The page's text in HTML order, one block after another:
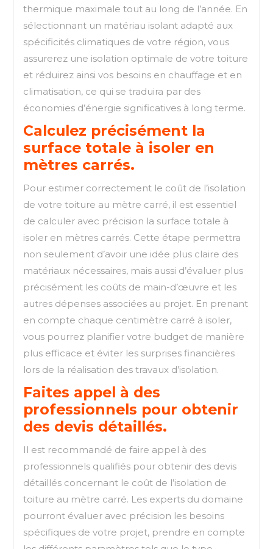
thermique maximale tout au long de l’année. En
sélectionnant un matériau isolant adapté aux
spécificités climatiques de votre région, vous
assurerez une isolation optimale de votre toiture
et réduirez ainsi vos besoins en chauffage et en
climatisation, ce qui se traduira par des
économies d’énergie significatives à long terme.
Calculez précisément la
surface totale à isoler en
mètres carrés.
Pour estimer correctement le coût de l’isolation
de votre toiture au mètre carré, il est essentiel
de calculer avec précision la surface totale à
isoler en mètres carrés. Cette étape permettra
non seulement d’avoir une idée plus claire des
matériaux nécessaires, mais aussi d’évaluer plus
précisément les coûts de main-d’œuvre et les
autres dépenses associées au projet. En prenant
en compte chaque centimètre carré à isoler,
vous pourrez planifier votre budget de manière
plus efficace et éviter les surprises financières
lors de la réalisation des travaux d’isolation.
Faites appel à des
professionnels pour obtenir
des devis détaillés.
Il est recommandé de faire appel à des
professionnels qualifiés pour obtenir des devis
détaillés concernant le coût de l’isolation de
toiture au mètre carré. Les experts du domaine
pourront évaluer avec précision les besoins
spécifiques de votre projet, prendre en compte